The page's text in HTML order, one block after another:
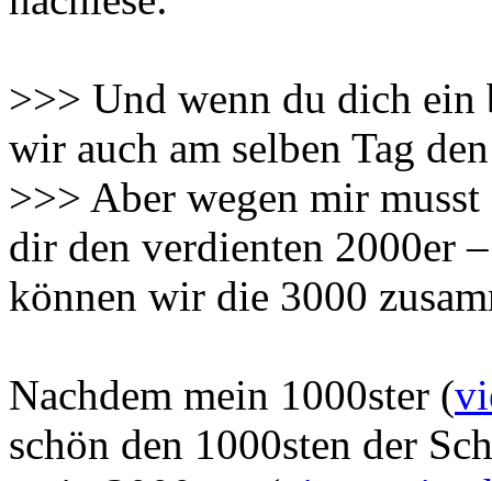
>>> Und wenn du dich ein
wir auch am selben Tag
>>> Aber wegen mir
dir den verdienten 2000er
können wir die 3000
Nachdem mein 1000ster (
schön den 1000sten der